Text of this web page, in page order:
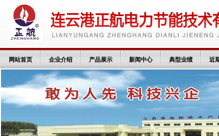
网站首页 企业介绍 产品展示 新闻中心 典型业绩 近